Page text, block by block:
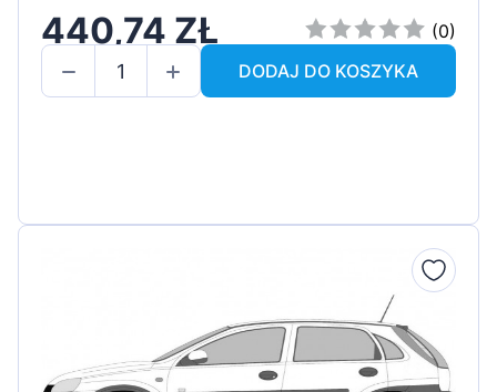
440,74 ZŁ
(0)
DODAJ DO KOSZYKA